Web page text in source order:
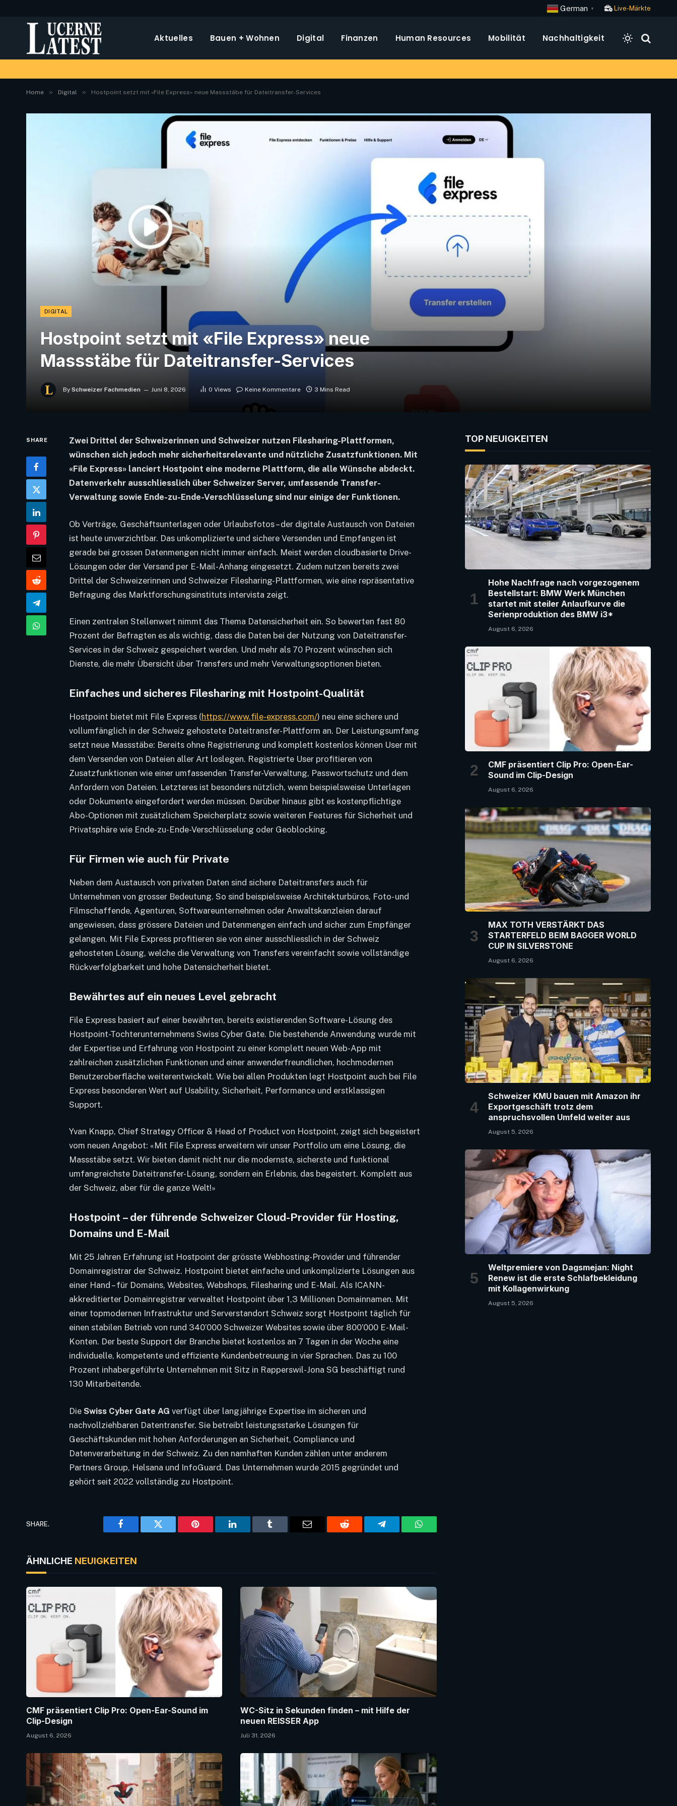
German ▼ Live-Märkte
Aktuelles Bauen + Wohnen Digital Finanzen Human Resources Mobilität Nachhaltigkeit
Home » Digital » Hostpoint setzt mit «File Express» neue Massstäbe für Dateitransfer-Services
DIGITAL
Hostpoint setzt mit «File Express» neue
Massstäbe für Dateitransfer-Services
By Schweizer Fachmedien Juni 8, 2026 0 Views Keine Kommentare 3 Mins Read
SHARE
Zwei Drittel der Schweizerinnen und Schweizer nutzen Filesharing-Plattformen,
wünschen sich jedoch mehr sicherheitsrelevante und nützliche Zusatzfunktionen. Mit
«File Express» lanciert Hostpoint eine moderne Plattform, die alle Wünsche abdeckt.
Datenverkehr ausschliesslich über Schweizer Server, umfassende Transfer-
Verwaltung sowie Ende-zu-Ende-Verschlüsselung sind nur einige der Funktionen.
Ob Verträge, Geschäftsunterlagen oder Urlaubsfotos – der digitale Austausch von Dateien
ist heute unverzichtbar. Das unkomplizierte und sichere Versenden und Empfangen ist
gerade bei grossen Datenmengen nicht immer einfach. Meist werden cloudbasierte Drive-
Lösungen oder der Versand per E-Mail-Anhang eingesetzt. Zudem nutzen bereits zwei
Drittel der Schweizerinnen und Schweizer Filesharing-Plattformen, wie eine repräsentative
Befragung des Marktforschungsinstituts intervista zeigt.
Einen zentralen Stellenwert nimmt das Thema Datensicherheit ein. So bewerten fast 80
Prozent der Befragten es als wichtig, dass die Daten bei der Nutzung von Dateitransfer-
Services in der Schweiz gespeichert werden. Und mehr als 70 Prozent wünschen sich
Dienste, die mehr Übersicht über Transfers und mehr Verwaltungsoptionen bieten.
Einfaches und sicheres Filesharing mit Hostpoint-Qualität
Hostpoint bietet mit File Express (https://www.file-express.com/) neu eine sichere und
vollumfänglich in der Schweiz gehostete Dateitransfer-Plattform an. Der Leistungsumfang
setzt neue Massstäbe: Bereits ohne Registrierung und komplett kostenlos können User mit
dem Versenden von Dateien aller Art loslegen. Registrierte User profitieren von
Zusatzfunktionen wie einer umfassenden Transfer-Verwaltung, Passwortschutz und dem
Anfordern von Dateien. Letzteres ist besonders nützlich, wenn beispielsweise Unterlagen
oder Dokumente eingefordert werden müssen. Darüber hinaus gibt es kostenpflichtige
Abo-Optionen mit zusätzlichem Speicherplatz sowie weiteren Features für Sicherheit und
Privatsphäre wie Ende-zu-Ende-Verschlüsselung oder Geoblocking.
Für Firmen wie auch für Private
Neben dem Austausch von privaten Daten sind sichere Dateitransfers auch für
Unternehmen von grosser Bedeutung. So sind beispielsweise Architekturbüros, Foto- und
Filmschaffende, Agenturen, Softwareunternehmen oder Anwaltskanzleien darauf
angewiesen, dass grössere Dateien und Datenmengen einfach und sicher zum Empfänger
gelangen. Mit File Express profitieren sie von einer ausschliesslich in der Schweiz
gehosteten Lösung, welche die Verwaltung von Transfers vereinfacht sowie vollständige
Rückverfolgbarkeit und hohe Datensicherheit bietet.
Bewährtes auf ein neues Level gebracht
File Express basiert auf einer bewährten, bereits existierenden Software-Lösung des
Hostpoint-Tochterunternehmens Swiss Cyber Gate. Die bestehende Anwendung wurde mit
der Expertise und Erfahrung von Hostpoint zu einer komplett neuen Web-App mit
zahlreichen zusätzlichen Funktionen und einer anwenderfreundlichen, hochmodernen
Benutzeroberfläche weiterentwickelt. Wie bei allen Produkten legt Hostpoint auch bei File
Express besonderen Wert auf Usability, Sicherheit, Performance und erstklassigen
Support.
Yvan Knapp, Chief Strategy Officer & Head of Product von Hostpoint, zeigt sich begeistert
vom neuen Angebot: «Mit File Express erweitern wir unser Portfolio um eine Lösung, die
Massstäbe setzt. Wir bieten damit nicht nur die modernste, sicherste und funktional
umfangreichste Dateitransfer-Lösung, sondern ein Erlebnis, das begeistert. Komplett aus
der Schweiz, aber für die ganze Welt!»
Hostpoint – der führende Schweizer Cloud-Provider für Hosting,
Domains und E-Mail
Mit 25 Jahren Erfahrung ist Hostpoint der grösste Webhosting-Provider und führender
Domainregistrar der Schweiz. Hostpoint bietet einfache und unkomplizierte Lösungen aus
einer Hand – für Domains, Websites, Webshops, Filesharing und E-Mail. Als ICANN-
akkreditierter Domainregistrar verwaltet Hostpoint über 1,3 Millionen Domainnamen. Mit
einer topmodernen Infrastruktur und Serverstandort Schweiz sorgt Hostpoint täglich für
einen stabilen Betrieb von rund 340’000 Schweizer Websites sowie über 800’000 E-Mail-
Konten. Der beste Support der Branche bietet kostenlos an 7 Tagen in der Woche eine
individuelle, kompetente und effiziente Kundenbetreuung in vier Sprachen. Das zu 100
Prozent inhabergeführte Unternehmen mit Sitz in Rapperswil-Jona SG beschäftigt rund
130 Mitarbeitende.
Die Swiss Cyber Gate AG verfügt über langjährige Expertise im sicheren und
nachvollziehbaren Datentransfer. Sie betreibt leistungsstarke Lösungen für
Geschäftskunden mit hohen Anforderungen an Sicherheit, Compliance und
Datenverarbeitung in der Schweiz. Zu den namhaften Kunden zählen unter anderem
Partners Group, Helsana und InfoGuard. Das Unternehmen wurde 2015 gegründet und
gehört seit 2022 vollständig zu Hostpoint.
SHARE.
Facebook Twitter Pinterest LinkedIn Tumblr Email Reddit Telegram WhatsApp
ÄHNLICHE NEUIGKEITEN
CMF präsentiert Clip Pro: Open-Ear-Sound im
Clip-Design
August 6, 2026
WC-Sitz in Sekunden finden – mit Hilfe der
neuen REISSER App
Juli 31, 2026
TOP NEUIGKEITEN
Hohe Nachfrage nach vorgezogenem
Bestellstart: BMW Werk München
startet mit steiler Anlaufkurve die
Serienproduktion des BMW i3*
August 6, 2026
CMF präsentiert Clip Pro: Open-Ear-
Sound im Clip-Design
August 6, 2026
MAX TOTH VERSTÄRKT DAS
STARTERFELD BEIM BAGGER WORLD
CUP IN SILVERSTONE
August 6, 2026
Schweizer KMU bauen mit Amazon ihr
Exportgeschäft trotz dem
anspruchsvollen Umfeld weiter aus
August 5, 2026
Weltpremiere von Dagsmejan: Night
Renew ist die erste Schlafbekleidung
mit Kollagenwirkung
August 5, 2026